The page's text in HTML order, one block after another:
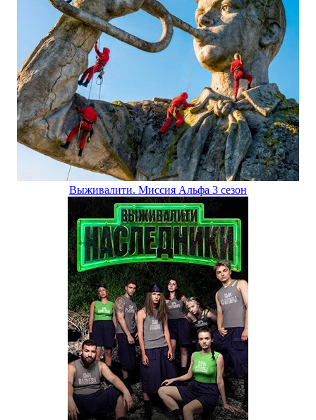
Выживалити. Миссия Альфа 3 сезон